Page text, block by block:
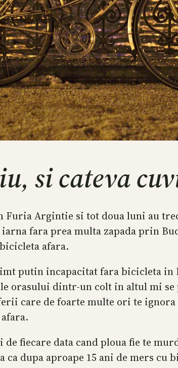
si cateva
Furia Argintie si tot doua luni au
fara prea multa zapada prin
afara.
putin incapacitat fara bicicleta
orasului dintr-un colt in altul mi
care de foarte multe ori te
fiecare data cand ploua fie te
ca dupa aproape 15 ani de mers